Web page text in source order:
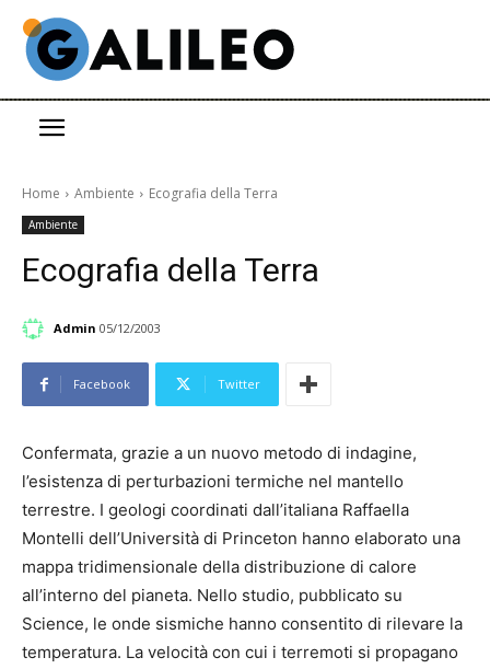
Home Ambiente Ecografia della Terra
Ambiente
Ecografia della Terra
Admin 05/12/2003
Facebook Twitter
Confermata, grazie a un nuovo metodo di indagine,
l’esistenza di perturbazioni termiche nel mantello
terrestre. I geologi coordinati dall’italiana Raffaella
Montelli dell’Università di Princeton hanno elaborato una
mappa tridimensionale della distribuzione di calore
all’interno del pianeta. Nello studio, pubblicato su
Science, le onde sismiche hanno consentito di rilevare la
temperatura. La velocità con cui i terremoti si propagano